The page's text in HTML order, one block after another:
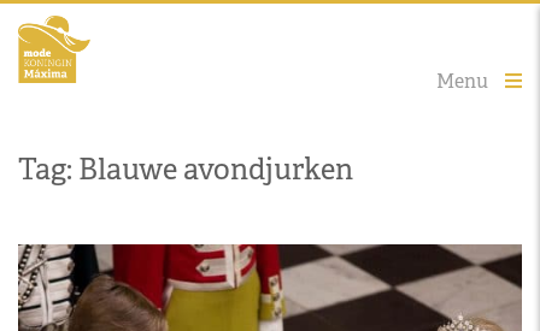
Menu
Tag: Blauwe avondjurken